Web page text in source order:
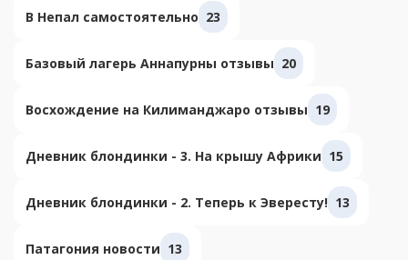
В Непал самостоятельно 23
Базовый лагерь Аннапурны отзывы 20
Восхождение на Килиманджаро отзывы 19
Дневник блондинки - 3. На крышу Африки 15
Дневник блондинки - 2. Теперь к Эвересту! 13
Патагония новости 13